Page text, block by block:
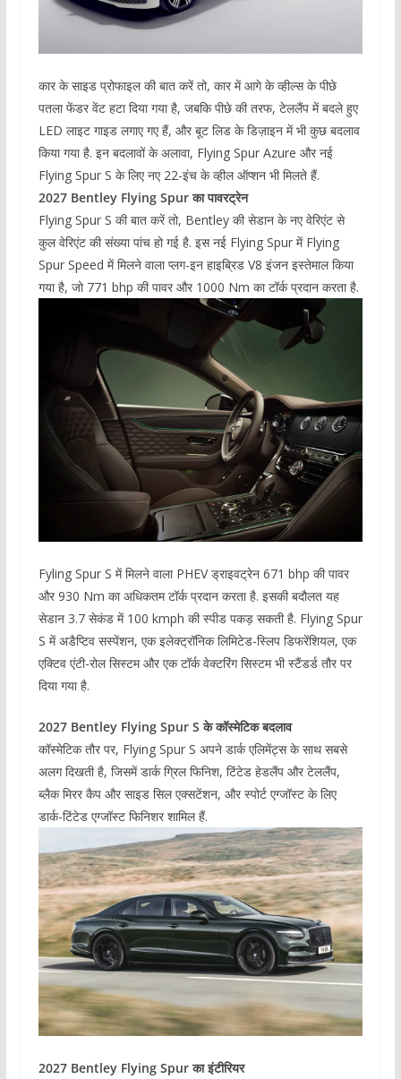
कार के साइड प्रोफाइल की बात करें तो, कार में आगे के व्हील्स के पीछे
पतला फेंडर वेंट हटा दिया गया है, जबकि पीछे की तरफ, टेललैंप में बदले हुए
LED लाइट गाइड लगाए गए हैं, और बूट लिड के डिज़ाइन में भी कुछ बदलाव
किया गया है. इन बदलावों के अलावा, Flying Spur Azure और नई
Flying Spur S के लिए नए 22-इंच के व्हील ऑप्शन भी मिलते हैं.
2027 Bentley Flying Spur का पावरट्रेन
Flying Spur S की बात करें तो, Bentley की सेडान के नए वेरिएंट से
कुल वेरिएंट की संख्या पांच हो गई है. इस नई Flying Spur में Flying
Spur Speed में मिलने वाला प्लग-इन हाइब्रिड V8 इंजन इस्तेमाल किया
गया है, जो 771 bhp की पावर और 1000 Nm का टॉर्क प्रदान करता है.
Fyling Spur S में मिलने वाला PHEV ड्राइवट्रेन 671 bhp की पावर
और 930 Nm का अधिकतम टॉर्क प्रदान करता है. इसकी बदौलत यह
सेडान 3.7 सेकंड में 100 kmph की स्पीड पकड़ सकती है. Flying Spur
S में अडैप्टिव सस्पेंशन, एक इलेक्ट्रॉनिक लिमिटेड-स्लिप डिफरेंशियल, एक
एक्टिव एंटी-रोल सिस्टम और एक टॉर्क वेक्टरिंग सिस्टम भी स्टैंडर्ड तौर पर
दिया गया है.
2027 Bentley Flying Spur S के कॉस्मेटिक बदलाव
कॉस्मेटिक तौर पर, Flying Spur S अपने डार्क एलिमेंट्स के साथ सबसे
अलग दिखती है, जिसमें डार्क ग्रिल फिनिश, टिंटेड हेडलैंप और टेललैंप,
ब्लैक मिरर कैप और साइड सिल एक्सटेंशन, और स्पोर्ट एग्जॉस्ट के लिए
डार्क-टिंटेड एग्जॉस्ट फिनिशर शामिल हैं.
2027 Bentley Flying Spur का इंटीरियर